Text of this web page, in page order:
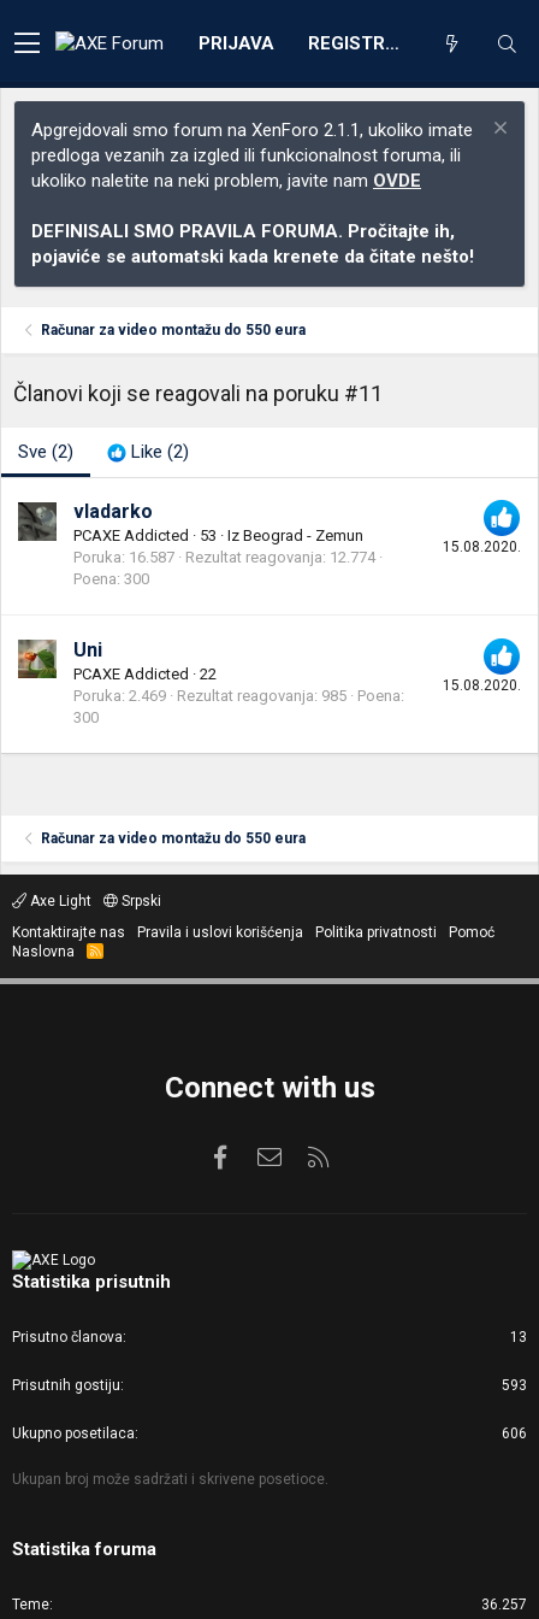
PRIJAVA REGISTRACIJA
Apgrejdovali smo forum na XenForo 2.1.1, ukoliko imate
predloga vezanih za izgled ili funkcionalnost foruma, ili
ukoliko naletite na neki problem, javite nam OVDE
DEFINISALI SMO PRAVILA FORUMA. Pročitajte ih,
pojaviće se automatski kada krenete da čitate nešto!
Računar za video montažu do 550 eura
Članovi koji se reagovali na poruku #11
Sve (2) Like (2)
15.08.2020.
vladarko
PCAXE Addicted · 53 · Iz Beograd - Zemun
Poruka 16.587 Rezultat reagovanja 12.774
Poena 300
15.08.2020.
Uni
PCAXE Addicted · 22
Poruka 2.469 Rezultat reagovanja 985
Poena
300
Računar za video montažu do 550 eura
Axe Light
Srpski
Kontaktirajte nas
Pravila i uslovi korišćenja Politika privatnosti
Pomoć
Naslovna
R
S
Connect with us
FacebookKontaktirajte nas
Statistika prisutnih
Prisutno članova 13
Prisutnih gostiju 593
Ukupno posetilaca 606
Ukupan broj može sadržati i skrivene posetioce.
Statistika foruma
Teme 36.257